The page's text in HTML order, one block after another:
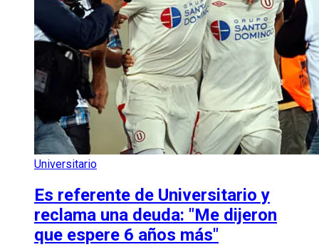
Universitario
Es referente de Universitario y
reclama una deuda: "Me dijeron
que espere 6 años más"